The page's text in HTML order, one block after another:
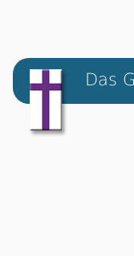
Das